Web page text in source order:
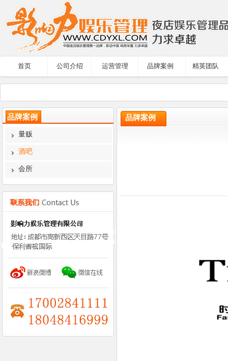
首页 公司介绍 运营管理 品牌案例 精英团队
品牌案例
量贩
酒吧
会所
品牌案例